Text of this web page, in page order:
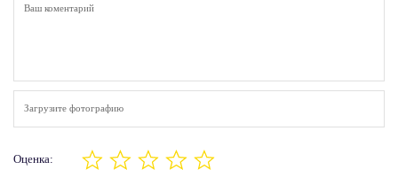
Загрузите фотографию
Оценка: